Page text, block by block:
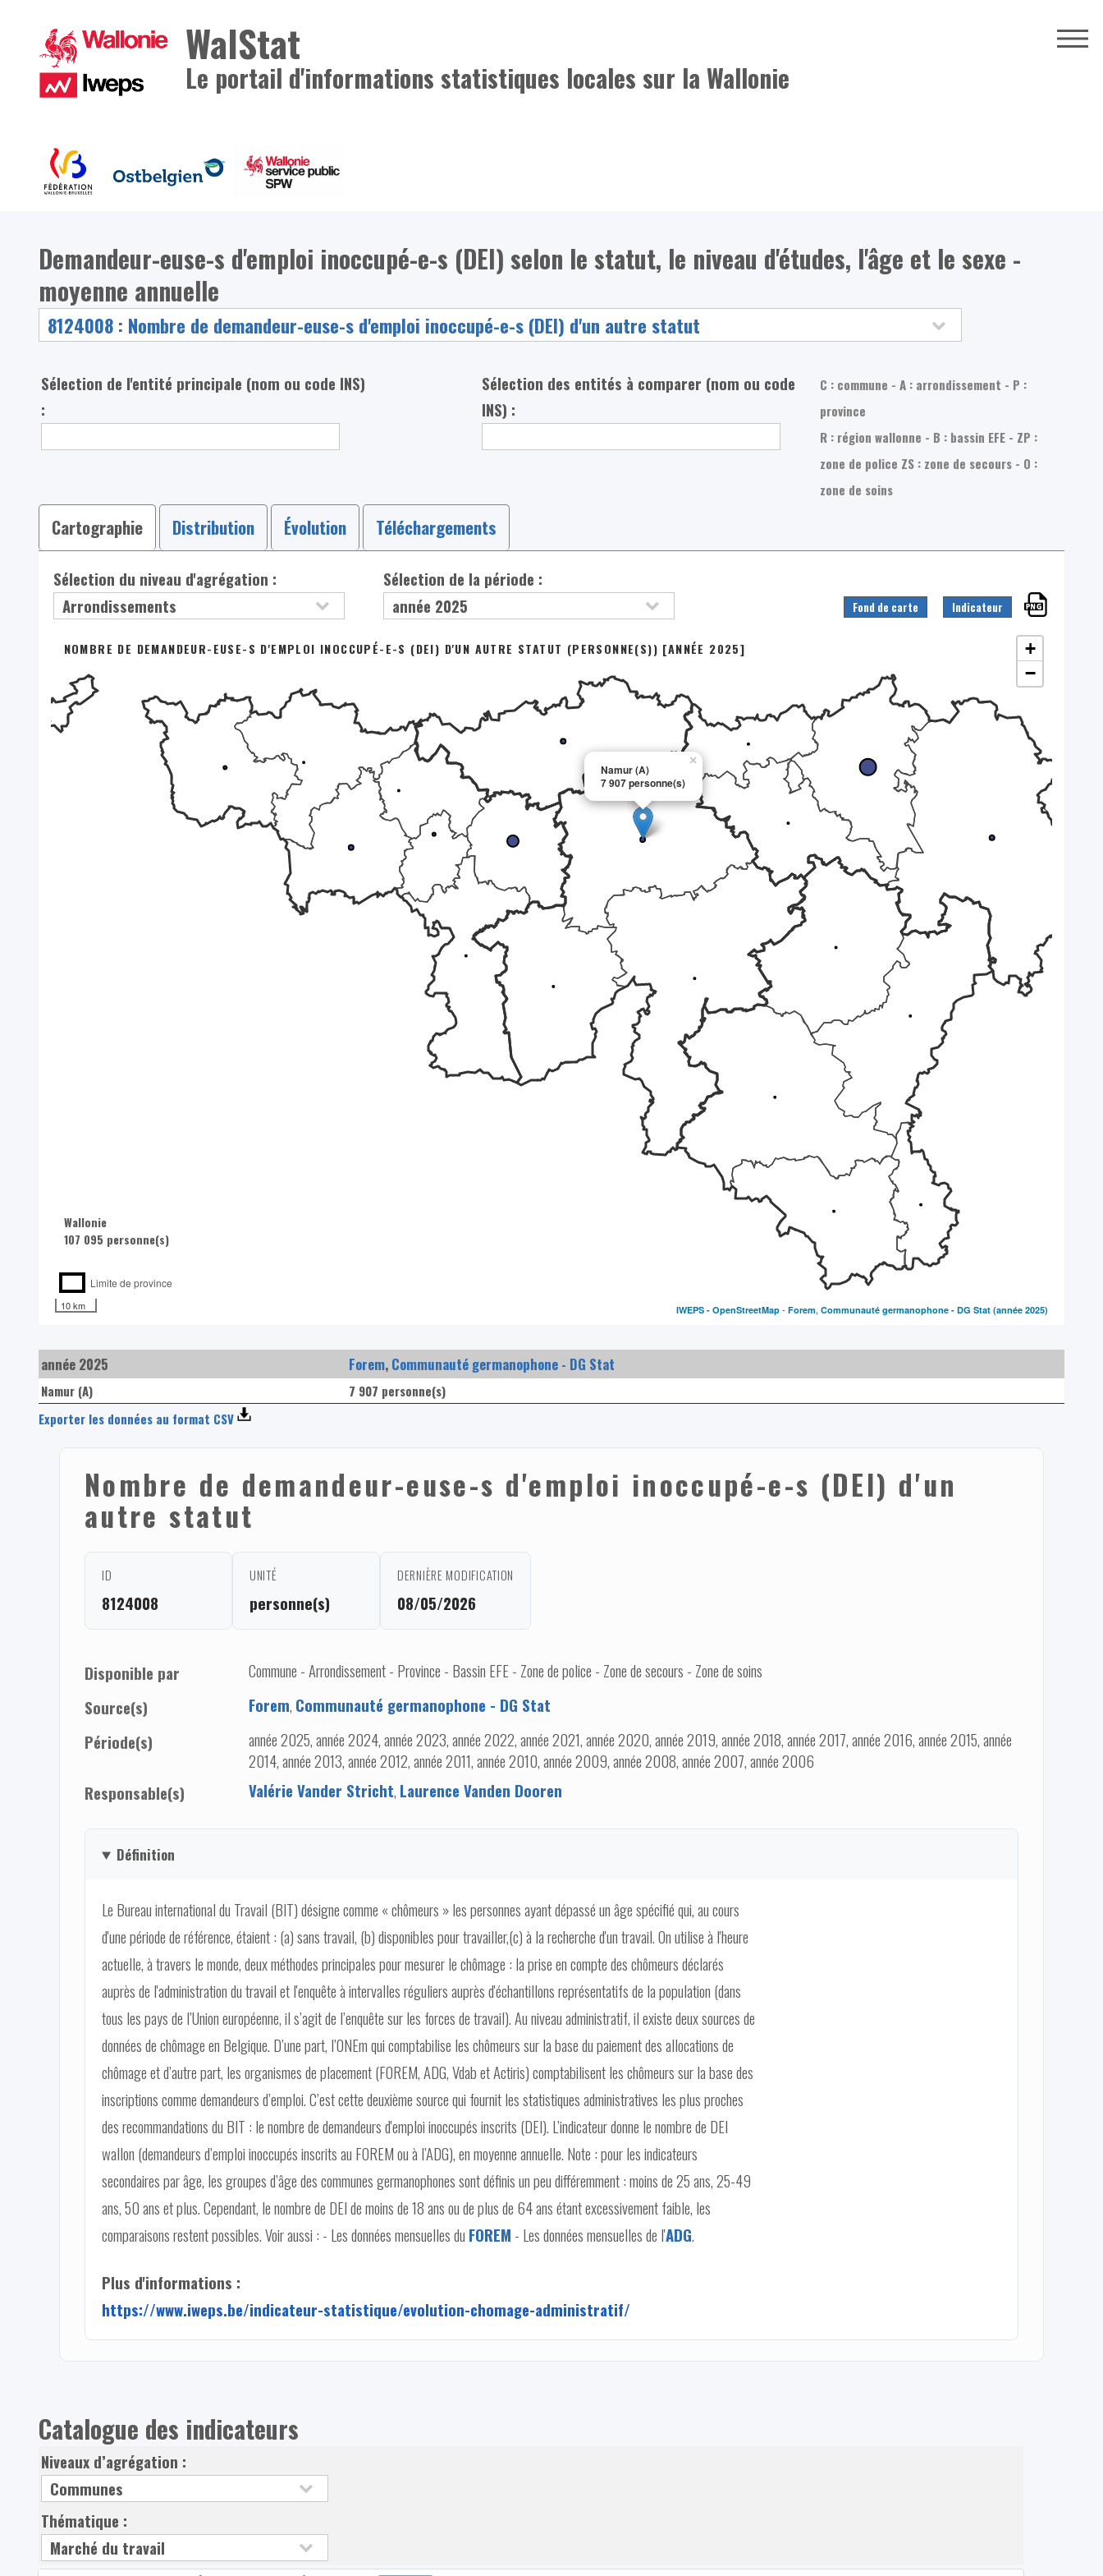
WalStat
Le portail d'informations statistiques locales sur la Wallonie
Demandeur-euse-s d'emploi inoccupé-e-s (DEI) selon le statut, le niveau d'études, l'âge et le sexe -
moyenne annuelle
Sélection de l'entité principale (nom ou code INS)
:
Sélection des entités à comparer (nom ou code
INS) :
C : commune - A : arrondissement - P :
province
R : région wallonne - B : bassin EFE - ZP :
zone de police ZS : zone de secours - O :
zone de soins
Cartographie Distribution Évolution Téléchargements
Sélection du niveau d'agrégation : Sélection de la période :
Fond de carte Indicateur
Namur (A)
7 907 personne(s)
×
NOMBRE DE DEMANDEUR-EUSE-S D'EMPLOI INOCCUPÉ-E-S (DEI) D'UN AUTRE STATUT (PERSONNE(S)) [ANNÉE 2025]
+
−
Wallonie
107 095 personne(s)
Limite de province
10 km IWEPS -OpenStreetMap -Forem,Communauté germanophone - DG Stat (année 2025)
année 2025 Forem, Communauté germanophone - DG Stat
Namur (A)
7 907 personne(s)
Exporter les données au format CSV
Nombre de demandeur-euse-s d'emploi inoccupé-e-s (DEI) d'un
autre statut
ID
8124008
UNITÉ
personne(s)
DERNIÈRE MODIFICATION
08/05/2026
Disponible par
Commune - Arrondissement - Province - Bassin EFE - Zone de police - Zone de secours - Zone de soins
Source(s)
Forem, Communauté germanophone - DG Stat
Période(s)
année 2025, année 2024, année 2023, année 2022, année 2021, année 2020, année 2019, année 2018, année 2017, année 2016, année 2015, année
2014, année 2013, année 2012, année 2011, année 2010, année 2009, année 2008, année 2007, année 2006
Responsable(s)
Valérie Vander Stricht, Laurence Vanden Dooren
Définition
Le Bureau international du Travail (BIT) désigne comme « chômeurs » les personnes ayant dépassé un âge spécifié qui, au cours
d'une période de référence, étaient : (a) sans travail, (b) disponibles pour travailler,(c) à la recherche d'un travail. On utilise à l'heure
actuelle, à travers le monde, deux méthodes principales pour mesurer le chômage : la prise en compte des chômeurs déclarés
auprès de l'administration du travail et l'enquête à intervalles réguliers auprès d'échantillons représentatifs de la population (dans
tous les pays de l’Union européenne, il s’agit de l’enquête sur les forces de travail). Au niveau administratif, il existe deux sources de
données de chômage en Belgique. D’une part, l’ONEm qui comptabilise les chômeurs sur la base du paiement des allocations de
chômage et d’autre part, les organismes de placement (FOREM, ADG, Vdab et Actiris) comptabilisent les chômeurs sur la base des
inscriptions comme demandeurs d’emploi. C’est cette deuxième source qui fournit les statistiques administratives les plus proches
des recommandations du BIT : le nombre de demandeurs d'emploi inoccupés inscrits (DEI). L’indicateur donne le nombre de DEI
wallon (demandeurs d’emploi inoccupés inscrits au FOREM ou à l’ADG), en moyenne annuelle. Note : pour les indicateurs
secondaires par âge, les groupes d’âge des communes germanophones sont définis un peu différemment : moins de 25 ans, 25-49
ans, 50 ans et plus. Cependant, le nombre de DEI de moins de 18 ans ou de plus de 64 ans étant excessivement faible, les
comparaisons restent possibles. Voir aussi : - Les données mensuelles du FOREM - Les données mensuelles de l'ADG.
Plus d'informations :
https://www.iweps.be/indicateur-statistique/evolution-chomage-administratif/
Catalogue des indicateurs
Niveaux d’agrégation :
Thématique :